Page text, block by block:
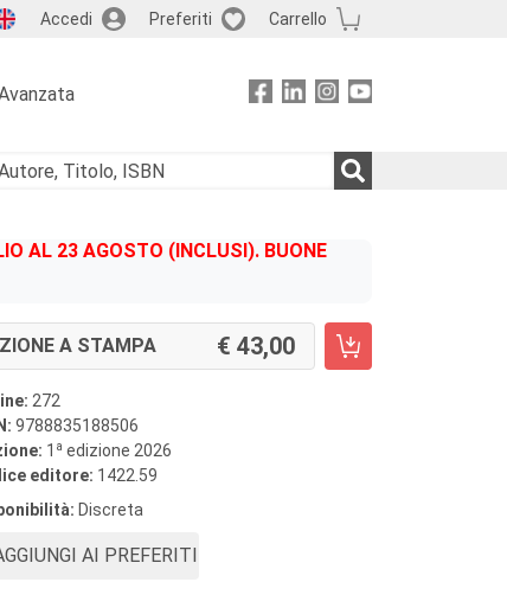
Accedi Preferiti Carrello
AL 23 AGOSTO (INCLUSI). BUONE
A STAMPA 43,00
272
9788835188506
1 a edizione 2026
editore: 1422.59
Discreta
AI PREFERITI